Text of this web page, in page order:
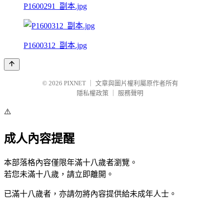
P1600291_副本.jpg
P1600312_副本.jpg
© 2026 PIXNET
文章與圖片權利屬原作者所有
隱私權政策
服務聲明
⚠️
成人內容提醒
本部落格內容僅限年滿十八歲者瀏覽。
若您未滿十八歲，請立即離開。
已滿十八歲者，亦請勿將內容提供給未成年人士。